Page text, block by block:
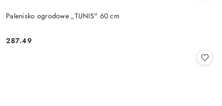
Palenisko ogrodowe „TUNIS" 60 cm
Cena:
287.49